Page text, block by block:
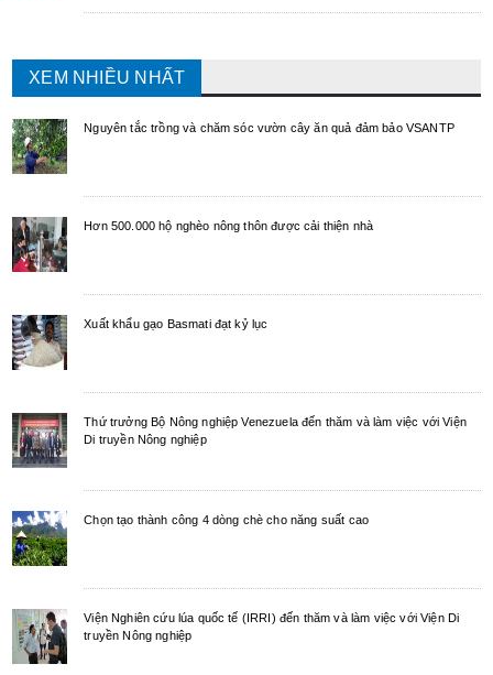
XEM NHIỀU NHẤT
Nguyên tắc trồng và chăm sóc vườn cây ăn quả đảm bảo VSANTP
Hơn 500.000 hộ nghèo nông thôn được cải thiện nhà
Xuất khẩu gạo Basmati đạt kỷ lục
Thứ trưởng Bộ Nông nghiệp Venezuela đến thăm và làm việc với Viện
Di truyền Nông nghiệp
Chọn tạo thành công 4 dòng chè cho năng suất cao
Viện Nghiên cứu lúa quốc tế (IRRI) đến thăm và làm việc với Viện Di
truyền Nông nghiệp